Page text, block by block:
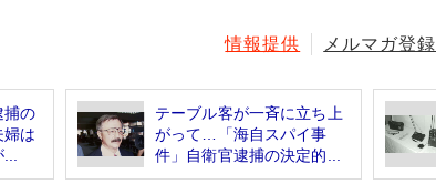
情報提供 メルマガ登録
捕の
は
テーブル客が一斉に立ち上
がって…「海自スパイ事
件」自衛官逮捕の決定的...